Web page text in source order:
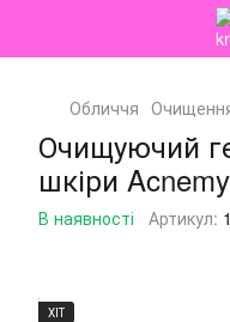
Обличчя
Очищуючий
шкіри
В наявності Артикул:
ХІТ